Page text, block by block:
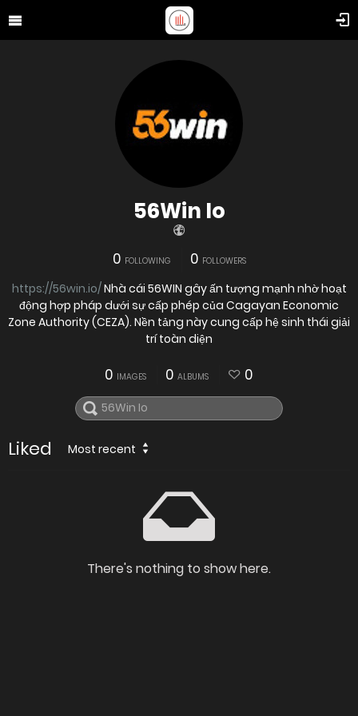
56Win Io
0 FOLLOWING 0 FOLLOWERS
https://56win.io/Nhà cái 56WIN gây ấn tượng mạnh nhờ hoạt
động hợp pháp dưới sự cấp phép của Cagayan Economic
Zone Authority (CEZA). Nền tảng này cung cấp hệ sinh thái giải
trí toàn diện
0 IMAGES 0 ALBUMS 0
Liked Most recent
There's nothing to show here.